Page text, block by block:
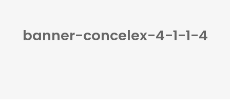
banner-concelex-4-1-1-4